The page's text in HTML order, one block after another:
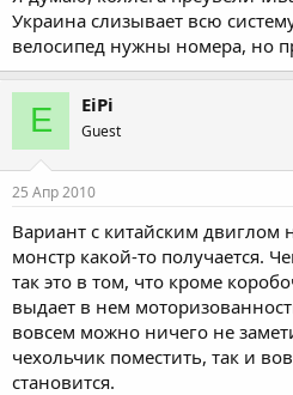
Украина слизывает всю
велосипед нужны номера, но
E EiPi
Guest
25 Апр 2010
Вариант с китайским двиглом
монстр какой-то получается.
так это в том, что кроме
выдает в нем
вовсем можно ничего не
чехольчик поместить, так и
становится.